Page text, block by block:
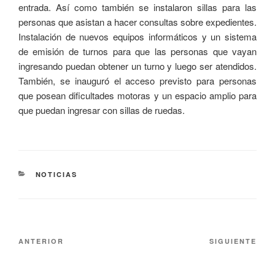
entrada. Así como también se instalaron sillas para las
personas que asistan a hacer consultas sobre expedientes.
Instalación de nuevos equipos informáticos y un sistema
de emisión de turnos para que las personas que vayan
ingresando puedan obtener un turno y luego ser atendidos.
También, se inauguró el acceso previsto para personas
que posean dificultades motoras y un espacio amplio para
que puedan ingresar con sillas de ruedas.
NOTICIAS
ANTERIOR SIGUIENTE